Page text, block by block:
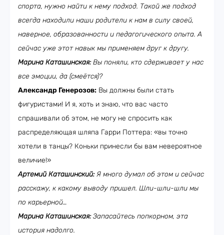
спорта, нужно найти к нему подход. Такой же подход
всегда находили наши родители к нам в силу своей,
наверное, образованности и педагогического опыта. А
сейчас уже этот навык мы применяем друг к другу.
Марина Каташинская:Вы поняли, кто сдерживает у нас
все эмоции, да (смеётся)?
Александр Генерозов: Вы должны были стать
фигуристами! И я, хоть и знаю, что вас часто
спрашивали об этом, не могу не спросить как
распределяющая шляпа Гарри Поттера: «вы точно
хотели в танцы? Коньки принесли бы вам невероятное
величие!»
Артемий Каташинский:Я много думал об этом и сейчас
расскажу, к какому выводу пришел. Шли-шли-шли мы
по карьерной…
Марина Каташинская:Запасайтесь попкорном, эта
история надолго.